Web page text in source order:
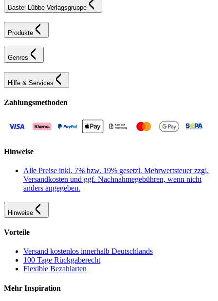
Bastei Lübbe Verlagsgruppe
Produkte
Genres
Hilfe & Services
Zahlungsmethoden
Hinweise
Alle Preise inkl. 7% bzw. 19% gesetzl. Mehrwertsteuer zzgl.
Versandkosten und ggf. Nachnahmegebühren, wenn nicht
anders angegeben.
Hinweise
Vorteile
Versand kostenlos innerhalb Deutschlands
100 Tage Rückgaberecht
Flexible Bezahlarten
Mehr Inspiration